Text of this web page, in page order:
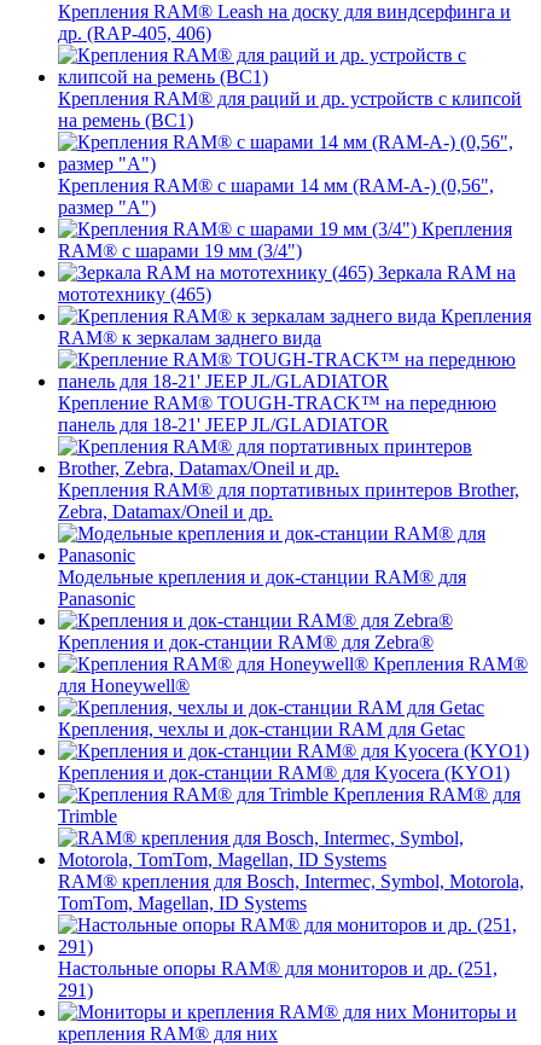
Крепления RAM® Leash на доску для виндсерфинга и
др. (RAP-405, 406)
Крепления RAM® для раций и др. устройств с клипсой
на ремень (BC1)
Крепления RAM® с шарами 14 мм (RAM-A-) (0,56",
размер "A")
Крепления
RAM® с шарами 19 мм (3/4")
Зеркала RAM на
мототехнику (465)
Крепления
RAM® к зеркалам заднего вида
Крепление RAM® TOUGH-TRACK™ на переднюю
панель для 18-21' JEEP JL/GLADIATOR
Крепления RAM® для портативных принтеров Brother,
Zebra, Datamax/Oneil и др.
Модельные крепления и док-станции RAM® для
Panasonic
Крепления и док-станции RAM® для Zebra®
Крепления RAM®
для Honeywell®
Крепления, чехлы и док-станции RAM для Getac
Крепления и док-станции RAM® для Kyocera (KYO1)
Крепления RAM® для
Trimble
RAM® крепления для Bosch, Intermec, Symbol, Motorola,
TomTom, Magellan, ID Systems
Настольные опоры RAM® для мониторов и др. (251,
291)
Мониторы и
крепления RAM® для них